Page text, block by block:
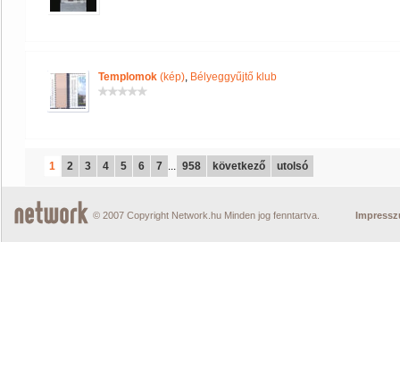
Templomok (kép), Bélyeggyűjtő klub
1 2 3 4 5 6 7 ... 958 következő utolsó
© 2007 Copyright Network.hu Minden jog fenntartva.